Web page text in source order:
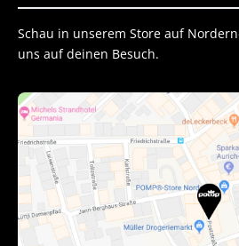
Schau in unserem Store auf
uns auf deinen Besuch.